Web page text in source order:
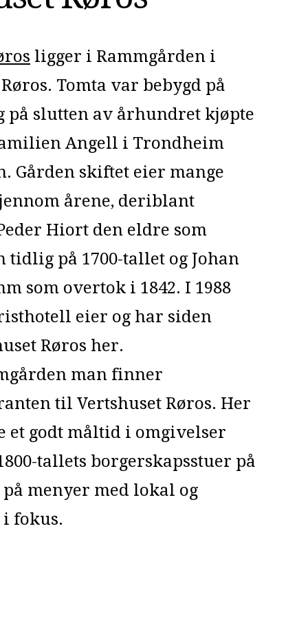
ligger i Rammgården i
Tomta var bebygd på
på slutten av århundret kjøpte
Angell i Trondheim
Gården skiftet eier mange
årene, deriblant
Hiort den eldre som
tidlig på 1700-tallet og Johan
som overtok i 1842. I 1988
eier og har siden
Røros her.
man finner
til Vertshuset Røros. Her
et godt måltid i omgivelser
tallets borgerskapsstuer på
på menyer med lokal og
fokus.